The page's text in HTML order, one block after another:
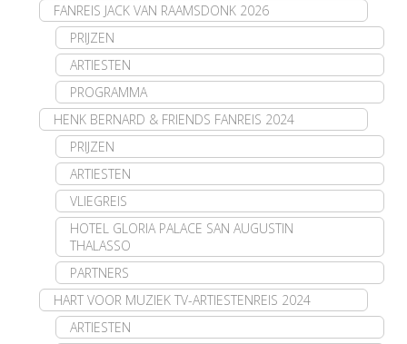
FANREIS JACK VAN RAAMSDONK 2026
PRIJZEN
ARTIESTEN
PROGRAMMA
HENK BERNARD & FRIENDS FANREIS 2024
PRIJZEN
ARTIESTEN
VLIEGREIS
HOTEL GLORIA PALACE SAN AUGUSTIN
THALASSO
PARTNERS
HART VOOR MUZIEK TV-ARTIESTENREIS 2024
ARTIESTEN